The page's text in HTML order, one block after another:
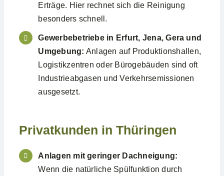
Erträge. Hier rechnet sich die Reinigung
besonders schnell.
Gewerbebetriebe in Erfurt, Jena, Gera und
Umgebung: Anlagen auf Produktionshallen,
Logistikzentren oder Bürogebäuden sind oft
Industrieabgasen und Verkehrsemissionen
ausgesetzt.
Privatkunden in Thüringen
Anlagen mit geringer Dachneigung:
Wenn die natürliche Spülfunktion durch